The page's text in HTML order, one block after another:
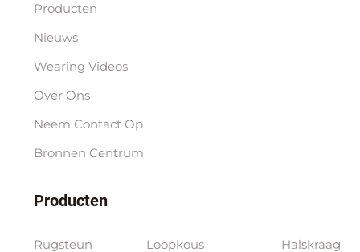
Producten
Nieuws
Wearing Videos
Over Ons
Neem Contact Op
Bronnen Centrum
Producten
Rugsteun
Loopkous
Halskraag